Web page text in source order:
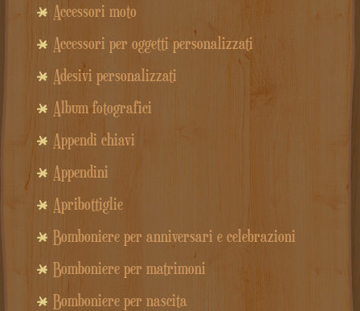
Accessori moto
Accessori per oggetti personalizzati
Adesivi personalizzati
Album fotografici
Appendi chiavi
Appendini
Apribottiglie
Bomboniere per anniversari e celebrazioni
Bomboniere per matrimoni
Bomboniere per nascita